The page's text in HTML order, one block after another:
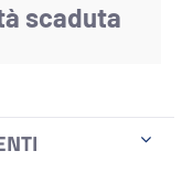
scaduta